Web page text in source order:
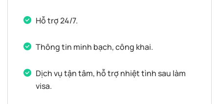
Hỗ trợ 24/7.
Thông tin minh bạch, công khai.
Dịch vụ tận tâm, hỗ trợ nhiệt tình sau làm
visa.